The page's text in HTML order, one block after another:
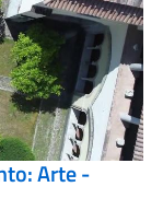
Arte -